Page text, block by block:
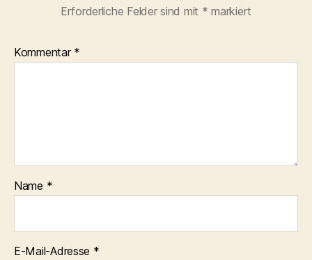
Erforderliche Felder sind mit * markiert
Kommentar *
Name *
E-Mail-Adresse *